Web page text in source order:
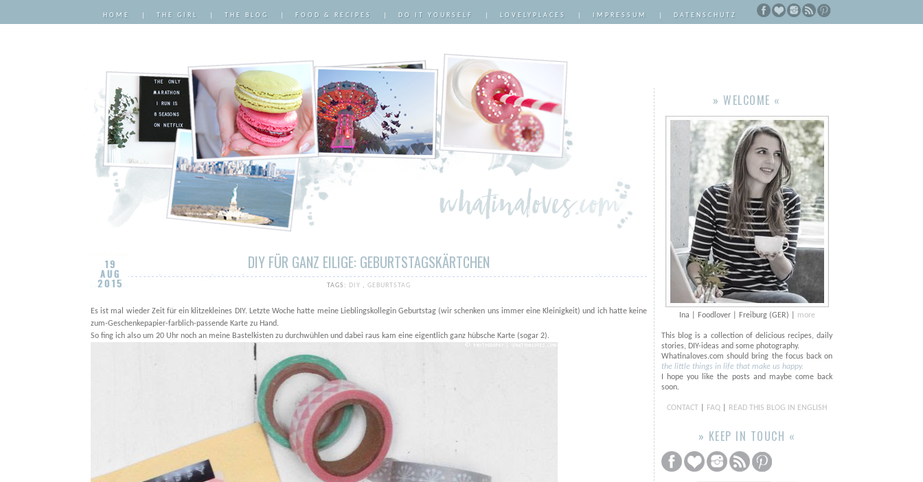
HOME THE GIRL THE BLOG FOOD & RECIPES DO IT YOURSELF LOVELYPLACES IMPRESSUM DATENSCHUTZ
DIY FÜR GANZ EILIGE: GEBURTSTAGSKÄRTCHEN
19
AUG
2015 TAGS: DIY , GEBURTSTAG
Es ist mal wieder Zeit für ein klitzekleines DIY. Letzte Woche hatte meine Lieblingskollegin Geburtstag (wir schenken uns immer eine Kleinigkeit) und ich hatte keine
zum-Geschenkepapier-farblich-passende Karte zu Hand.
So fing ich also um 20 Uhr noch an meine Bastelkisten zu durchwühlen und dabei raus kam eine eigentlich ganz hübsche Karte (sogar 2).
» WELCOME «
Ina | Foodlover | Freiburg (GER) | more
This blog is a collection of delicious recipes, daily
stories, DIY-ideas and some photography.
Whatinaloves.com should bring the focus back on
the little things in life that make us happy.
I hope you like the posts and maybe come back
soon.
CONTACT FAQ READ THIS BLOG IN ENGLISH
» KEEP IN TOUCH «